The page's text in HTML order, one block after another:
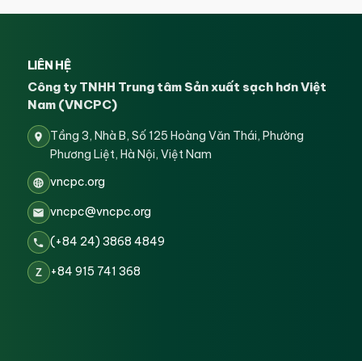
LIÊN HỆ
Công ty TNHH Trung tâm Sản xuất sạch hơn Việt
Nam (VNCPC)
Tầng 3, Nhà B, Số 125 Hoàng Văn Thái, Phường
Phương Liệt, Hà Nội, Việt Nam
vncpc.org
vncpc@vncpc.org
(+84 24) 3868 4849
Z +84 915 741 368